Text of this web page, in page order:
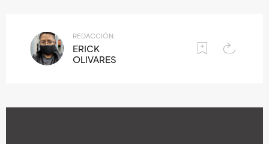
REDACCIÓN:
ERICK
OLIVARES